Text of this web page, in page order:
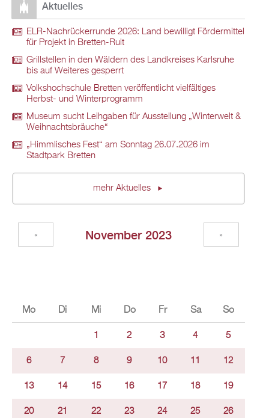
Aktuelles
ELR-Nachrückerrunde 2026: Land bewilligt Fördermittel
für Projekt in Bretten-Ruit
Grillstellen in den Wäldern des Landkreises Karlsruhe
bis auf Weiteres gesperrt
Volkshochschule Bretten veröffentlicht vielfältiges
Herbst- und Winterprogramm
Museum sucht Leihgaben für Ausstellung „Winterwelt &
Weihnachtsbräuche“
„Himmlisches Fest“ am Sonntag 26.07.2026 im
Stadtpark Bretten
mehr Aktuelles
November 2023
« »
Mo Di Mi Do Fr Sa So
1 2 3 4 5
6 7 8 9 10 11 12
13 14 15 16 17 18 19
20 21 22 23 24 25 26